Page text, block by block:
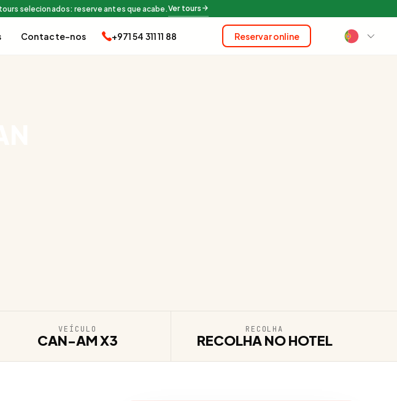
selecionados: reserve antes que acabe.Ver tours
Contacte-nos +971 54 311 11 88 Reservar online
VEÍCULO
CAN-AM X3
RECOLHA
RECOLHA NO HOTEL